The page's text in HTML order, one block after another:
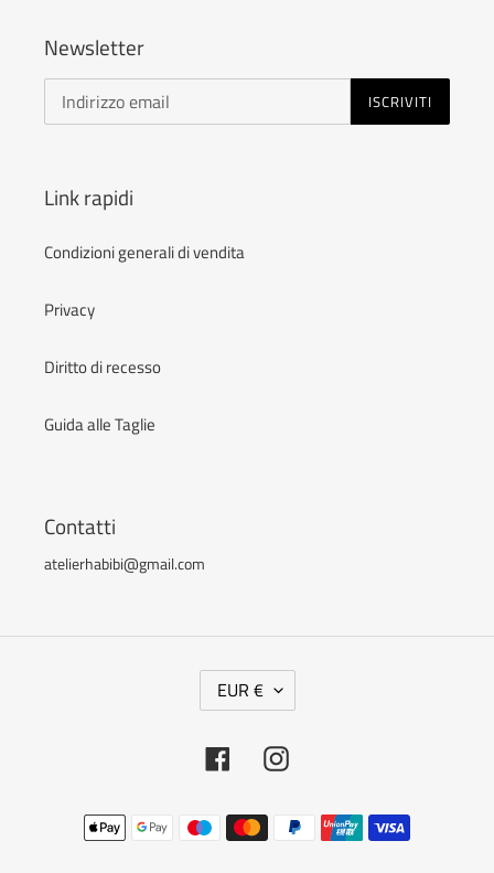
Newsletter
ISCRIVITI
Link rapidi
Condizioni generali di vendita
Privacy
Diritto di recesso
Guida alle Taglie
Contatti
atelierhabibi@gmail.com
V
A
L
U
A
EUR €
FacebookInstagram
Metodi
di